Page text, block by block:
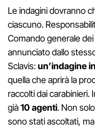
Le indagini dovranno
ciascuno.
Comando generale
annunciato dallo
Sclavis:un’indagine
quella che aprirà la
raccolti dai
già10agenti. Non
sono stati ascoltati,